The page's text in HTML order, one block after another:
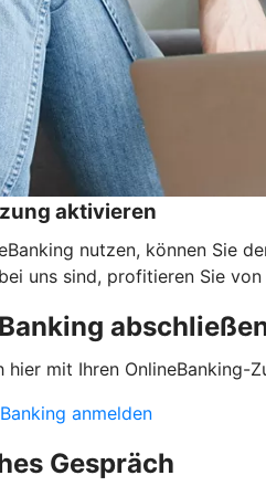
aktivieren
nutzen, können Sie
uns sind, profitieren Sie
hier mit Ihren OnlineBanking-
anmelden
Gespräch